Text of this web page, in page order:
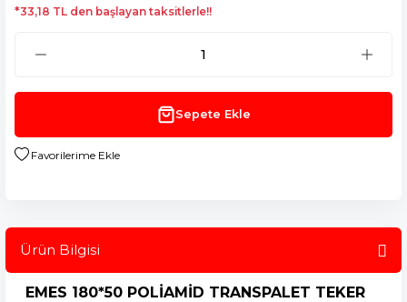
*33,18 TL den başlayan taksitlerle!!
Sepete Ekle
Ürün Bilgisi
EMES 180*50 POLİAMİD TRANSPALET TEKER